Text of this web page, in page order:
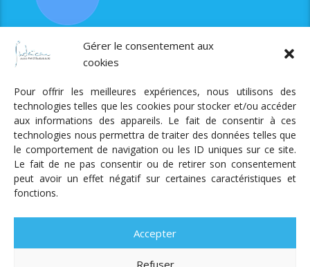
Gérer le consentement aux
cookies
Pour offrir les meilleures expériences, nous utilisons des
technologies telles que les cookies pour stocker et/ou accéder
aux informations des appareils. Le fait de consentir à ces
technologies nous permettra de traiter des données telles que
le comportement de navigation ou les ID uniques sur ce site.
Le fait de ne pas consentir ou de retirer son consentement
peut avoir un effet négatif sur certaines caractéristiques et
fonctions.
Accepter
Refuser
Radio Judaica Strasbourg
Tous droits réservés
RADIO JUDAÏCA
ÉMISSIONS ET GRILLE DES PROGRAMMES
PODCASTS
UN DON
ADHÉRER MENTIONS LÉGALES
RÉAL.